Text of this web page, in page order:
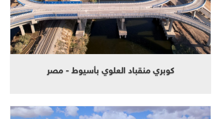
كوبري منقباد العلوي بأسيوط - مصر